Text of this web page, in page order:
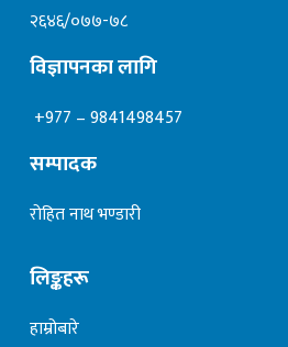
२६४६/०७७-७८
विज्ञापनका लागि
+977 – 9841498457
सम्पादक
रोहित नाथ भण्डारी
लिङ्कहरू
हाम्रोबारे